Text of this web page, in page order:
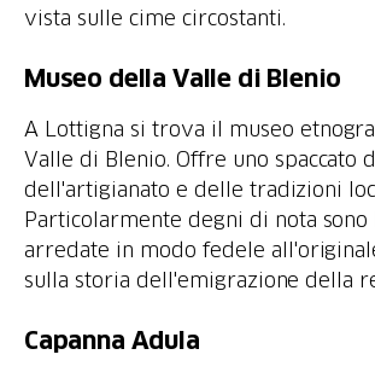
vista sulle cime circostanti.
Museo della Valle di Blenio
A Lottigna si trova il museo
Valle di Blenio. Offre uno spaccato
dell'artigianato e delle tradizioni
Particolarmente degni di nota sono
arredate in modo fedele
sulla storia dell'emigrazione della
Capanna Adula